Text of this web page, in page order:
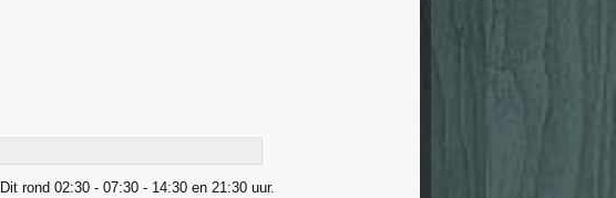
rond 02:30 - 07:30 - 14:30 en 21:30 uur.